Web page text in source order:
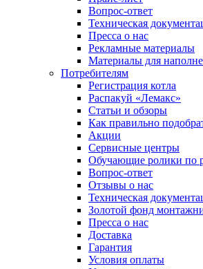
Вопрос-ответ
Техническая
Пресса о нас
Рекламные материалы
Материалы для
Потребителям
Регистрация котла
Распакуй «Лемакс»
Статьи и обзоры
Как правильно
Акции
Сервисные центры
Обучающие ролики по
Вопрос-ответ
Отзывы о нас
Техническая
Золотой фонд
Пресса о нас
Доставка
Гарантия
Условия оплаты